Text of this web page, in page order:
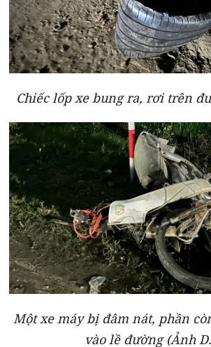
Chiếc lốp xe bung ra, rơi trên
Một xe máy bị đâm nát, phần
vào lề đường (Ảnh